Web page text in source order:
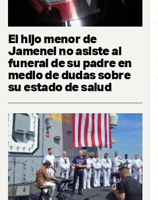
El hijo menor de
Jamenei no asiste al
funeral de su padre en
medio de dudas sobre
su estado de salud